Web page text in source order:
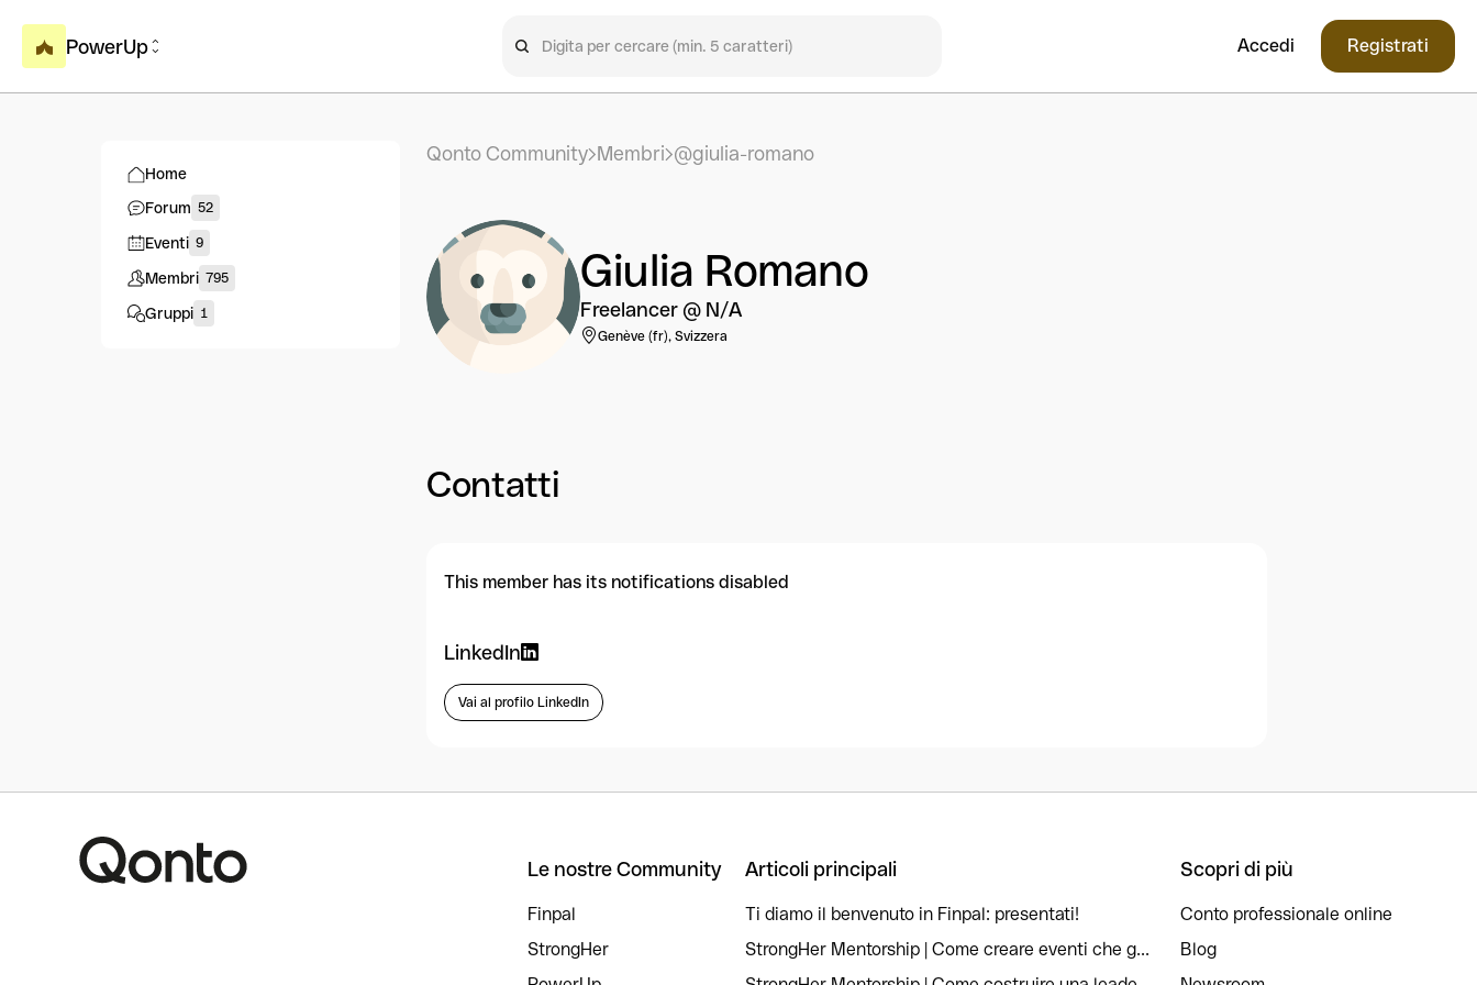
PowerUp Accedi Registrati
Home
Forum 52
Eventi 9
Membri 795
Gruppi 1
Qonto Community Membri @giulia-romano
Giulia Romano
Freelancer @ N/A
Genève (fr), Svizzera
Contatti
This member has its notifications disabled
LinkedIn
Vai al profilo LinkedIn
Le nostre Community
Finpal
StrongHer
Articoli principali
Ti diamo il benvenuto in Finpal: presentati!
StrongHer Mentorship | Come creare eventi che g...
Scopri di più
Conto professionale online
Blog